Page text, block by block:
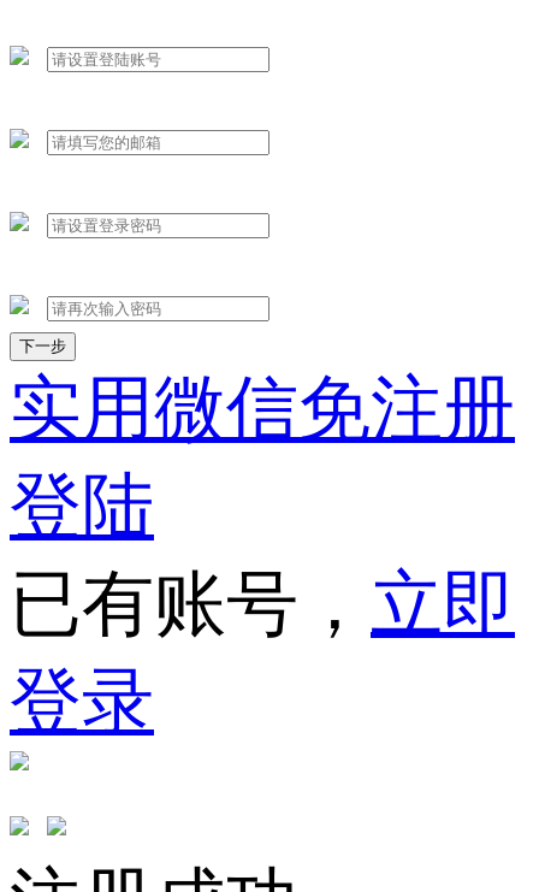
下一步
实用微信免注册
登陆
已有账号， 立即
登录